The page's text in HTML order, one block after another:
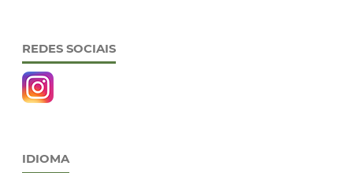
REDES SOCIAIS
IDIOMA